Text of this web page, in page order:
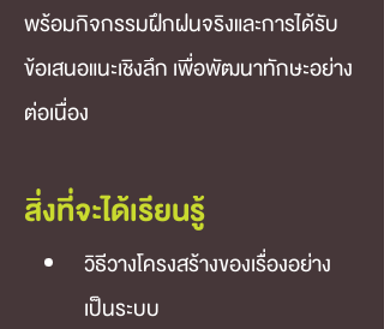
พร้อมกิจกรรมฝึกฝนจริงและการได้รับ
ข้อเสนอแนะเชิงลึก เพื่อพัฒนาทักษะอย่าง
ต่อเนื่อง
สิ่งที่จะได้เรียนรู้
วิธีวางโครงสร้างของเรื่องอย่าง
เป็นระบบ